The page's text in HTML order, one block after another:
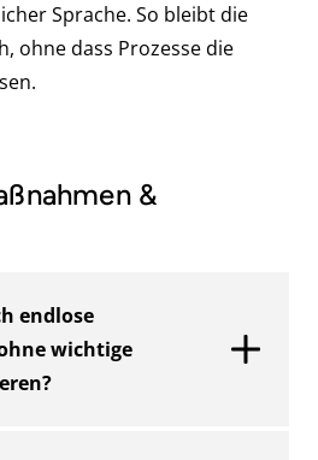
Sprache. So bleibt die
ohne dass Prozesse die
&
endlose
wichtige